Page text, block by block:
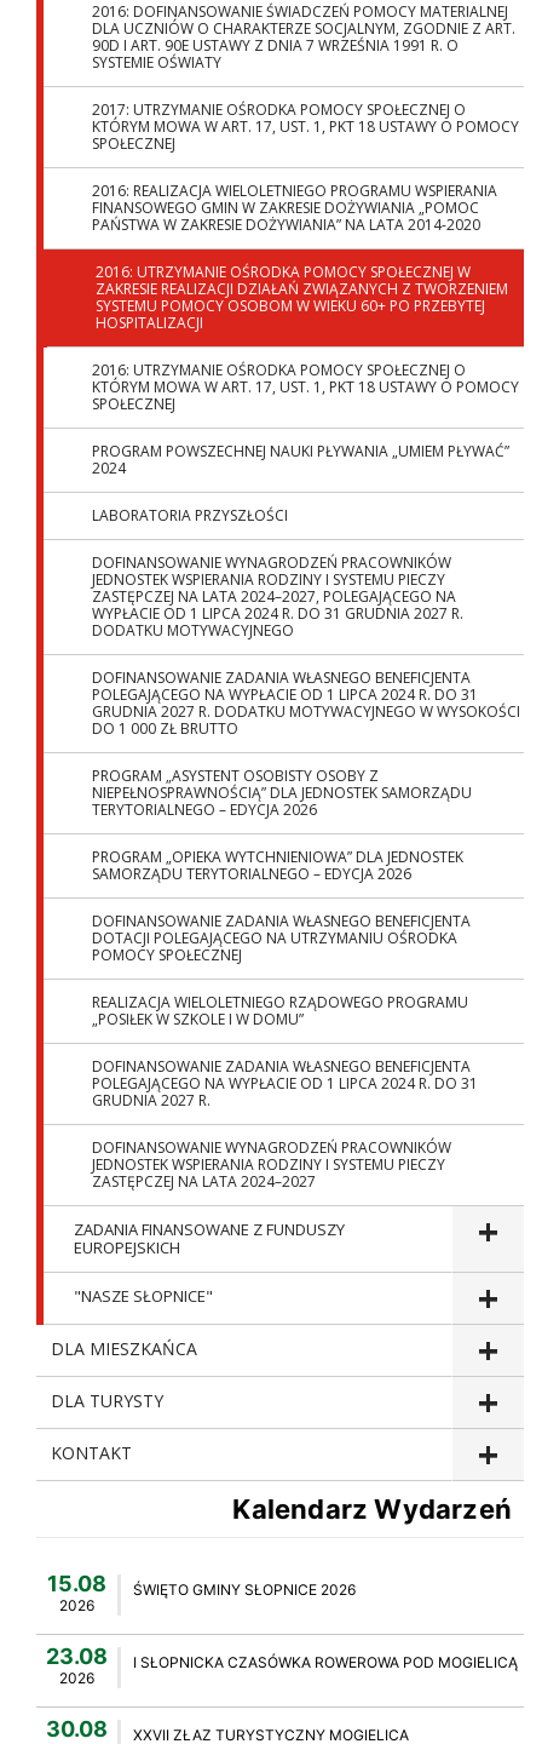
2016: DOFINANSOWANIE ŚWIADCZEŃ POMOCY MATERIALNEJ
DLA UCZNIÓW O CHARAKTERZE SOCJALNYM, ZGODNIE Z ART.
90D I ART. 90E USTAWY Z DNIA 7 WRZEŚNIA 1991 R. O
SYSTEMIE OŚWIATY
2017: UTRZYMANIE OŚRODKA POMOCY SPOŁECZNEJ O
KTÓRYM MOWA W ART. 17, UST. 1, PKT 18 USTAWY O POMOCY
SPOŁECZNEJ
2016: REALIZACJA WIELOLETNIEGO PROGRAMU WSPIERANIA
FINANSOWEGO GMIN W ZAKRESIE DOŻYWIANIA „POMOC
PAŃSTWA W ZAKRESIE DOŻYWIANIA” NA LATA 2014-2020
2016: UTRZYMANIE OŚRODKA POMOCY SPOŁECZNEJ W
ZAKRESIE REALIZACJI DZIAŁAŃ ZWIĄZANYCH Z TWORZENIEM
SYSTEMU POMOCY OSOBOM W WIEKU 60+ PO PRZEBYTEJ
HOSPITALIZACJI
2016: UTRZYMANIE OŚRODKA POMOCY SPOŁECZNEJ O
KTÓRYM MOWA W ART. 17, UST. 1, PKT 18 USTAWY O POMOCY
SPOŁECZNEJ
PROGRAM POWSZECHNEJ NAUKI PŁYWANIA „UMIEM PŁYWAĆ”
2024
LABORATORIA PRZYSZŁOŚCI
DOFINANSOWANIE WYNAGRODZEŃ PRACOWNIKÓW
JEDNOSTEK WSPIERANIA RODZINY I SYSTEMU PIECZY
ZASTĘPCZEJ NA LATA 2024–2027, POLEGAJĄCEGO NA
WYPŁACIE OD 1 LIPCA 2024 R. DO 31 GRUDNIA 2027 R.
DODATKU MOTYWACYJNEGO
DOFINANSOWANIE ZADANIA WŁASNEGO BENEFICJENTA
POLEGAJĄCEGO NA WYPŁACIE OD 1 LIPCA 2024 R. DO 31
GRUDNIA 2027 R. DODATKU MOTYWACYJNEGO W WYSOKOŚCI
DO 1 000 ZŁ BRUTTO
PROGRAM „ASYSTENT OSOBISTY OSOBY Z
NIEPEŁNOSPRAWNOŚCIĄ” DLA JEDNOSTEK SAMORZĄDU
TERYTORIALNEGO – EDYCJA 2026
PROGRAM „OPIEKA WYTCHNIENIOWA” DLA JEDNOSTEK
SAMORZĄDU TERYTORIALNEGO – EDYCJA 2026
DOFINANSOWANIE ZADANIA WŁASNEGO BENEFICJENTA
DOTACJI POLEGAJĄCEGO NA UTRZYMANIU OŚRODKA
POMOCY SPOŁECZNEJ
REALIZACJA WIELOLETNIEGO RZĄDOWEGO PROGRAMU
„POSIŁEK W SZKOLE I W DOMU”
DOFINANSOWANIE ZADANIA WŁASNEGO BENEFICJENTA
POLEGAJĄCEGO NA WYPŁACIE OD 1 LIPCA 2024 R. DO 31
GRUDNIA 2027 R.
DOFINANSOWANIE WYNAGRODZEŃ PRACOWNIKÓW
JEDNOSTEK WSPIERANIA RODZINY I SYSTEMU PIECZY
ZASTĘPCZEJ NA LATA 2024–2027
ZADANIA FINANSOWANE Z FUNDUSZY
EUROPEJSKICH
"NASZE SŁOPNICE"
DLA MIESZKAŃCA
DLA TURYSTY
KONTAKT
Kalendarz Wydarzeń
15.08
2026
ŚWIĘTO GMINY SŁOPNICE 2026
23.08
2026
I SŁOPNICKA CZASÓWKA ROWEROWA POD MOGIELICĄ
30.08 XXVII ZŁAZ TURYSTYCZNY MOGIELICA